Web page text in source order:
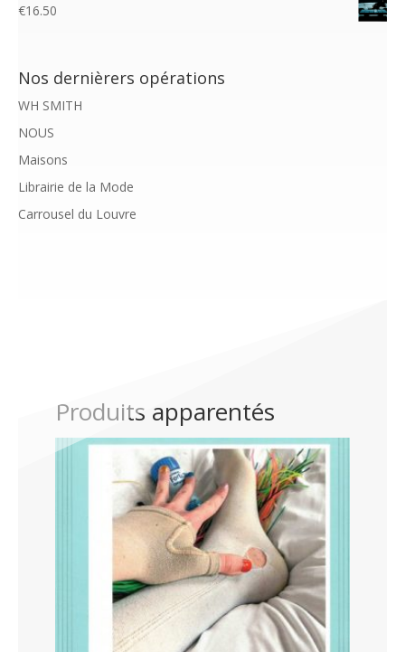
€16.50
Nos dernièrers opérations
WH SMITH
NOUS
Maisons
Librairie de la Mode
Carrousel du Louvre
Produits apparentés